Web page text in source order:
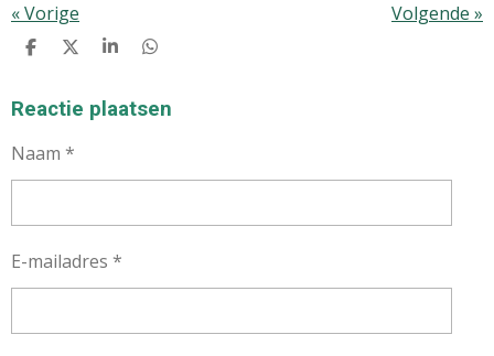
«Vorige Volgende »
D
E
D
L
S
R
D
E
Reactie plaatsen
Naam *
E-mailadres *